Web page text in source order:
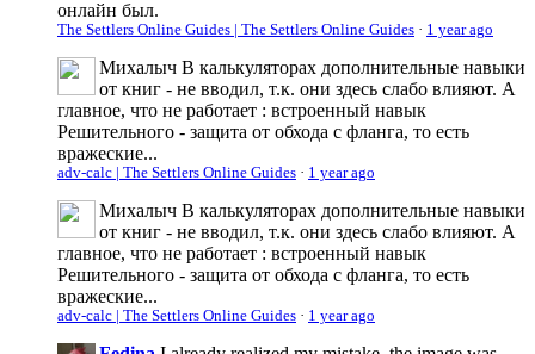
онлайн был.
The Settlers Online Guides | The Settlers Online Guides · 1 year ago
Михалыч В калькуляторах дополнительные навыки
от книг - не вводил, т.к. они здесь слабо влияют. А
главное, что не работает : встроенный навык
Решительного - защита от обхода с фланга, то есть
вражеские...
adv-calc | The Settlers Online Guides · 1 year ago
Михалыч В калькуляторах дополнительные навыки
от книг - не вводил, т.к. они здесь слабо влияют. А
главное, что не работает : встроенный навык
Решительного - защита от обхода с фланга, то есть
вражеские...
adv-calc | The Settlers Online Guides · 1 year ago